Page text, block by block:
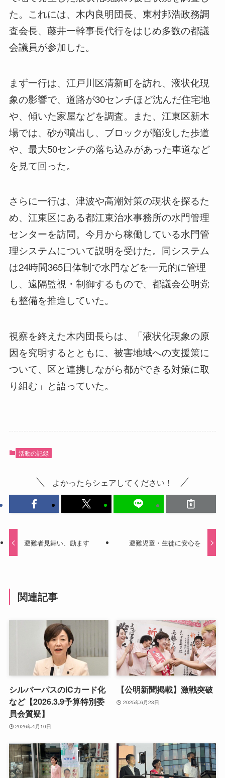
た。これには、木内良明団長、東村邦浩政務調
査会長、藤井一幹事長代行をはじめ多数の都議
会議員が参加した。
まず一行は、江戸川区清新町を訪れ、液状化現
象の影響で、道路が30センチほど沈んだ住宅地
や、傾いた家屋などを調査。また、江東区新木
場では、砂が噴出し、ブロックが陥没した歩道
や、最大50センチの落ち込みがあった車道など
を見て回った。
さらに一行は、津波や高潮対策の現状を探るた
め、江東区にある都江東治水事務所の水門管理
センターを訪問。今月から稼働している水門管
理システムについて説明を受けた。同システム
は24時間365日体制で水門などを一元的に管理
し、遠隔監視・制御するもので、都議会公明党
も整備を推進していた。
視察を終えた木内団長らは、「液状化現象の原
因を究明するとともに、被害地域への支援策に
ついて、区と連携しながら都ができる対策に取
り組む」と語っていた。
活動の記録
よかったらシェアしてください！
避難者見舞い、励ます 避難児童・生徒に安心を
関連記事
シルバーパスのICカード化
など【2026.3.9予算特別委
員会質疑】
2026年4月10日
【公明新聞掲載】激戦突破
2025年6月23日